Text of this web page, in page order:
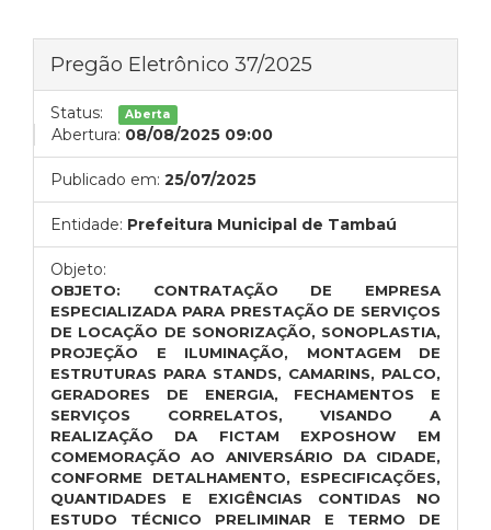
Pregão Eletrônico 37/2025
Status: Aberta
Abertura: 08/08/2025 09:00
Publicado em: 25/07/2025
Entidade: Prefeitura Municipal de Tambaú
Objeto:
OBJETO: CONTRATAÇÃO DE EMPRESA
ESPECIALIZADA PARA PRESTAÇÃO DE SERVIÇOS
DE LOCAÇÃO DE SONORIZAÇÃO, SONOPLASTIA,
PROJEÇÃO E ILUMINAÇÃO, MONTAGEM DE
ESTRUTURAS PARA STANDS, CAMARINS, PALCO,
GERADORES DE ENERGIA, FECHAMENTOS E
SERVIÇOS CORRELATOS, VISANDO A
REALIZAÇÃO DA FICTAM EXPOSHOW EM
COMEMORAÇÃO AO ANIVERSÁRIO DA CIDADE,
CONFORME DETALHAMENTO, ESPECIFICAÇÕES,
QUANTIDADES E EXIGÊNCIAS CONTIDAS NO
ESTUDO TÉCNICO PRELIMINAR E TERMO DE